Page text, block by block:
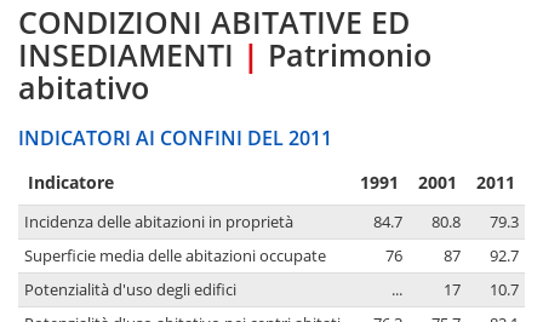
CONDIZIONI ABITATIVE ED
INSEDIAMENTI | Patrimonio
abitativo
INDICATORI AI CONFINI DEL 2011
Indicatore 1991 2001 2011
Incidenza delle abitazioni in proprietà 84.7 80.8
79.3
Superficie media delle abitazioni occupate
76 87
92.7
Potenzialità d'uso degli edifici
... 17
10.7